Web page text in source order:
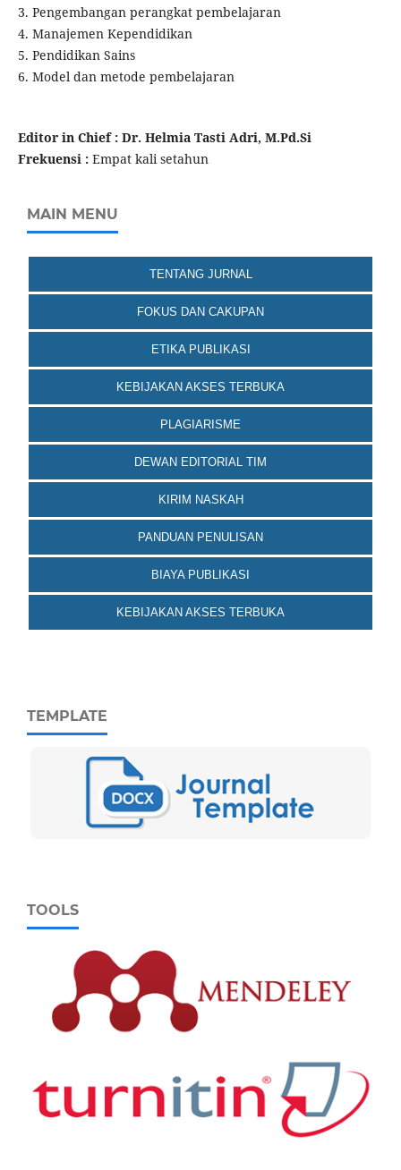
3. Pengembangan perangkat pembelajaran
4. Manajemen Kependidikan
5. Pendidikan Sains
6. Model dan metode pembelajaran
Editor in Chief : Dr. Helmia Tasti Adri, M.Pd.Si
Frekuensi : Empat kali setahun
MAIN MENU
TENTANG JURNAL
FOKUS DAN CAKUPAN
ETIKA PUBLIKASI
KEBIJAKAN AKSES TERBUKA
PLAGIARISME
DEWAN EDITORIAL TIM
KIRIM NASKAH
PANDUAN PENULISAN
BIAYA PUBLIKASI
KEBIJAKAN AKSES TERBUKA
TEMPLATE
TOOLS